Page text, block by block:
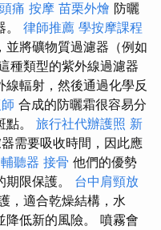
頭痛 按摩 苗栗外燴 防曬
律師推薦 學按摩課程
並將礦物質過濾器（例如
種類型的紫外線過濾器
輻射，然後通過化學反
合成的防曬霜很容易分
。 旅行社代辦護照 新
需要吸收時間，因此應
輔聽器 接骨 他們的優勢
限保護。 台中肩頸放
，適合乾燥結構，水
降低新的風險。 噴霧會